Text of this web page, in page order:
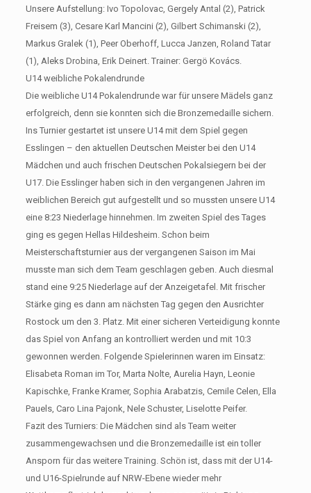
Unsere Aufstellung: Ivo Topolovac, Gergely Antal (2), Patrick
Freisem (3), Cesare Karl Mancini (2), Gilbert Schimanski (2),
Markus Gralek (1), Peer Oberhoff, Lucca Janzen, Roland Tatar
(1), Aleks Drobina, Erik Deinert. Trainer: Gergö Kovács.
U14 weibliche Pokalendrunde
Die weibliche U14 Pokalendrunde war für unsere Mädels ganz
erfolgreich, denn sie konnten sich die Bronzemedaille sichern.
Ins Turnier gestartet ist unsere U14 mit dem Spiel gegen
Esslingen – den aktuellen Deutschen Meister bei den U14
Mädchen und auch frischen Deutschen Pokalsiegern bei der
U17. Die Esslinger haben sich in den vergangenen Jahren im
weiblichen Bereich gut aufgestellt und so mussten unsere U14
eine 8:23 Niederlage hinnehmen. Im zweiten Spiel des Tages
ging es gegen Hellas Hildesheim. Schon beim
Meisterschaftsturnier aus der vergangenen Saison im Mai
musste man sich dem Team geschlagen geben. Auch diesmal
stand eine 9:25 Niederlage auf der Anzeigetafel. Mit frischer
Stärke ging es dann am nächsten Tag gegen den Ausrichter
Rostock um den 3. Platz. Mit einer sicheren Verteidigung konnte
das Spiel von Anfang an kontrolliert werden und mit 10:3
gewonnen werden. Folgende Spielerinnen waren im Einsatz:
Elisabeta Roman im Tor, Marta Nolte, Aurelia Hayn, Leonie
Kapischke, Franke Kramer, Sophia Arabatzis, Cemile Celen, Ella
Pauels, Caro Lina Pajonk, Nele Schuster, Liselotte Peifer.
Fazit des Turniers: Die Mädchen sind als Team weiter
zusammengewachsen und die Bronzemedaille ist ein toller
Ansporn für das weitere Training. Schön ist, dass mit der U14-
und U16-Spielrunde auf NRW-Ebene wieder mehr